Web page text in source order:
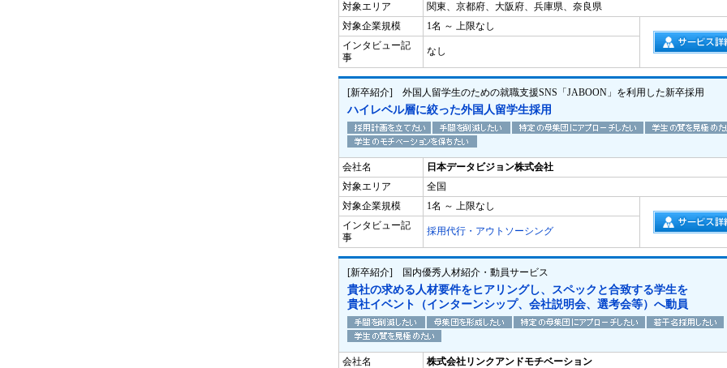
対象エリア
関東、京都府、大阪府、兵庫県、奈良県
対象企業規模
1名 ～ 上限なし
インタビュー記
事
なし
[新卒紹介] 外国人留学生のための就職支援SNS「JABOON」を利用した新卒採用
ハイレベル層に絞った外国人留学生採用
会社名
日本データビジョン株式会社
対象エリア
全国
対象企業規模
1名 ～ 上限なし
インタビュー記
事
採用代行・アウトソーシング
[新卒紹介] 国内優秀人材紹介・動員サービス
貴社の求める人材要件をヒアリングし、スペックと合致する学生を
貴社イベント（インターンシップ、会社説明会、選考会等）へ動員
会社名
株式会社リンクアンドモチベーション